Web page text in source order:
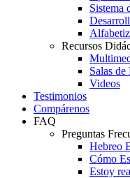
Sistema
Recursos
Salas
Videos
Testimonios
Compárenos
FAQ
Preguntas
Hebreo
Cómo
Estoy